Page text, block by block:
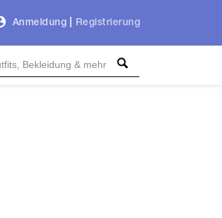
Anmeldung Registrierung